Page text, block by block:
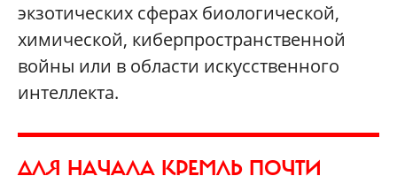
экзотических сферах биологической,
химической, киберпространственной
войны или в области искусственного
интеллекта.
ДЛЯ НАЧАЛА КРЕМЛЬ ПОЧТИ